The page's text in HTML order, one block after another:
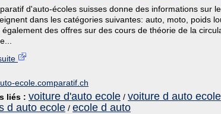
d'auto-écoles suisses donne des informations sur
dans les catégories suivantes: auto, moto, poids
également des offres sur des cours de théorie de la
ecole.comparatif.ch
liés : voiture d'auto ecole / voiture d auto ecole
d auto ecole / ecole d auto